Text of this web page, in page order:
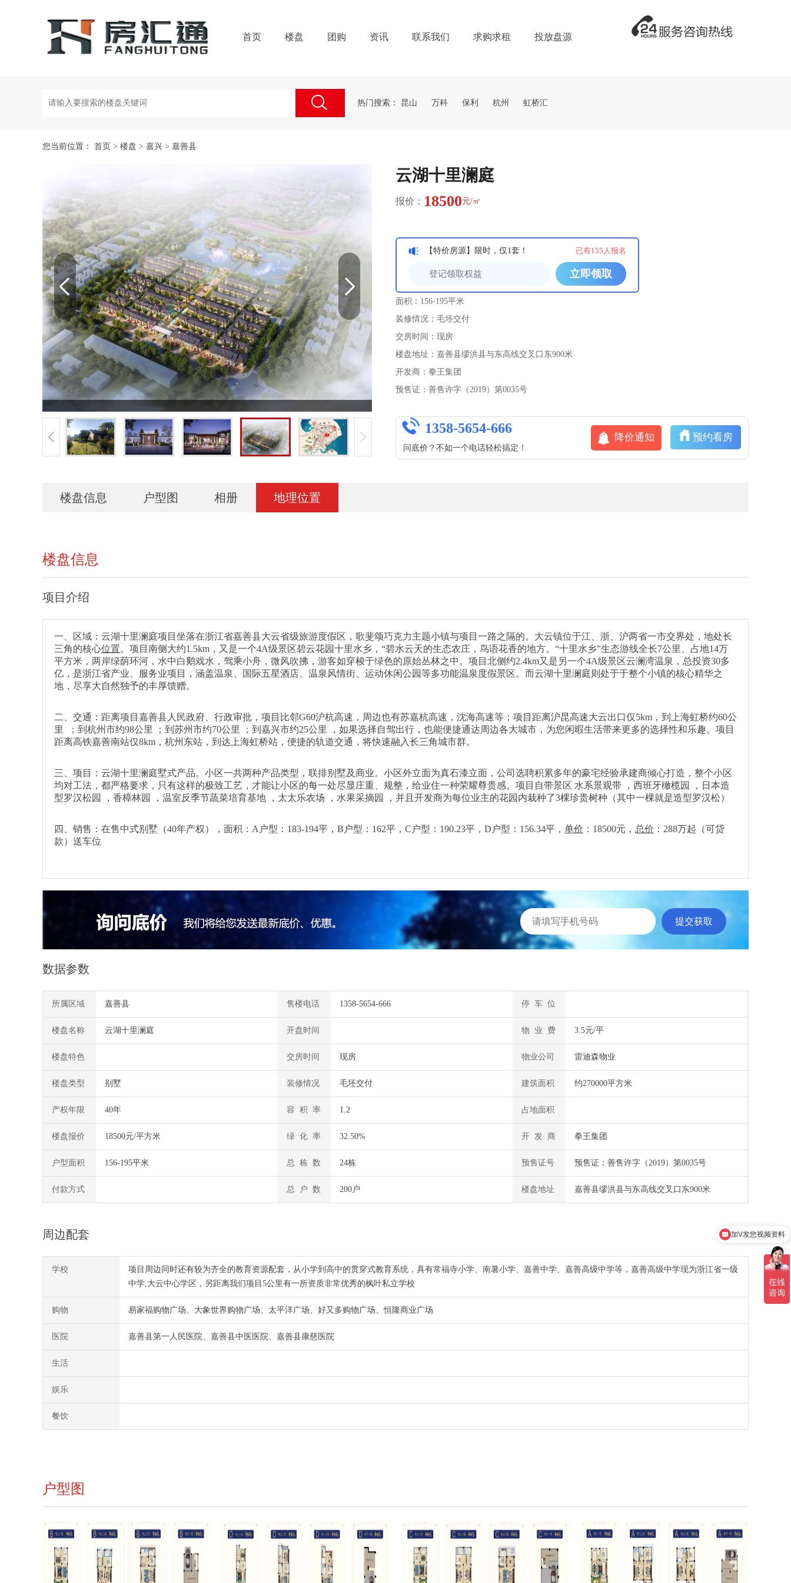
首页 楼盘 团购 资讯 联系我们 求购求租 投放盘源
热门搜索： 昆山 万科 保利 杭州 虹桥汇
您当前位置： 首页 > 楼盘 > 嘉兴 > 嘉善县
云湖十里澜庭
报价： 18500元/㎡
【特价房源】限时，仅1套！ 已有155 人报名
面积：156-195平米
装修情况：毛坯交付
交房时间：现房
楼盘地址：嘉善县缪洪县与东高线交叉口东900米
开发商：拳王集团
预售证：善售许字（2019）第0035号
1358-5654-666
问底价？不如一个电话轻松搞定！
降价通知 预约看房
楼盘信息 户型图 相册 地理位置
楼盘信息
项目介绍
一、区域：云湖十里澜庭项目坐落在浙江省嘉善县大云省级旅游度假区，歌斐颂巧克力主题小镇与项目一路之隔的。大云镇位于江、浙、沪两省一市交界处，地处长
三角的核心位置。项目南侧大约1.5km，又是一个4A级景区碧云花园十里水乡，“碧水云天的生态农庄，鸟语花香的地方。“十里水乡”生态游线全长7公里、占地14万
平方米，两岸绿荫环河，水中白鹅戏水，驾乘小舟，微风吹拂，游客如穿梭于绿色的原始丛林之中。项目北侧约2.4km又是另一个4A级景区云澜湾温泉，总投资30多
亿，是浙江省产业、服务业项目，涵盖温泉、国际五星酒店、温泉风情街、运动休闲公园等多功能温泉度假景区。而云湖十里澜庭则处于于整个小镇的核心精华之
地，尽享大自然独予的丰厚馈赠。
二、交通：距离项目嘉善县人民政府、行政审批，项目比邻G60沪杭高速，周边也有苏嘉杭高速，沈海高速等；项目距离沪昆高速大云出口仅5km，到上海虹桥约60公
里 ；到杭州市约98公里 ；到苏州市约70公里 ；到嘉兴市约25公里 ，如果选择自驾出行，也能便捷通达周边各大城市，为您闲暇生活带来更多的选择性和乐趣。项目
距离高铁嘉善南站仅8km，杭州东站，到达上海虹桥站，便捷的轨道交通，将快速融入长三角城市群。
三、项目：云湖十里澜庭墅式产品。小区一共两种产品类型，联排别墅及商业。小区外立面为真石漆立面，公司选聘积累多年的豪宅经验承建商倾心打造，整个小区
均对工法，都严格要求，只有这样的极致工艺，才能让小区的每一处尽显庄重、规整，给业住一种荣耀尊贵感。项目自带景区 水系景观带 ，西班牙橄榄园 ，日本造
型罗汉松园 ，香樟林园 ，温室反季节蔬菜培育基地 ，太太乐农场 ，水果采摘园 ，并且开发商为每位业主的花园内栽种了3棵珍贵树种（其中一棵就是造型罗汉松）
四、销售：在售中式别墅（40年产权），面积：A户型：183-194平，B户型：162平，C户型：190.23平，D户型：156.34平， 单价 ：18500元， 总价 ：288万起（可贷
款）送车位
数据参数
所属区域 嘉善县 售楼电话 1358-5654-666 停 车 位
楼盘名称 云湖十里澜庭 开盘时间 物 业 费 3.5元/平
楼盘特色 交房时间 现房 物业公司 雷迪森物业
楼盘类型 别墅 装修情况 毛坯交付 建筑面积 约270000平方米
产权年限 40年 容 积 率 1.2 占地面积
楼盘报价 18500元/平方米 绿 化 率 32.50% 开 发 商 拳王集团
户型面积 156-195平米 总 栋 数 24栋 预售证号 预售证：善售许字（2019）第0035号
付款方式 总 户 数 200户 楼盘地址 嘉善县缪洪县与东高线交叉口东900米
周边配套
学校
项目周边同时还有较为齐全的教育资源配套，从小学到高中的贯穿式教育系统，具有常福寺小学、南暑小学、嘉善中学、嘉善高级中学等，嘉善高级中学现为浙江省一级
中学,大云中心学区，另距离我们项目5公里有一所资质非常优秀的枫叶私立学校
购物 易家福购物广场、大象世界购物广场、太平洋广场、好又多购物广场、恒隆商业广场
医院 嘉善县第一人民医院、嘉善县中医医院、嘉善县康慈医院
生活
娱乐
餐饮
户型图
预约看房享专属优惠